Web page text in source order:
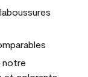
, notre